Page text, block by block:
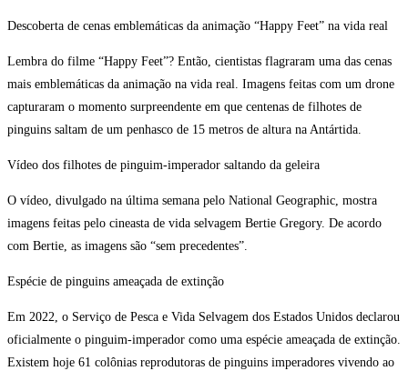
Descoberta de cenas emblemáticas da animação “Happy Feet” na vida real
Lembra do filme “Happy Feet”? Então, cientistas flagraram uma das cenas
mais emblemáticas da animação na vida real. Imagens feitas com um drone
capturaram o momento surpreendente em que centenas de filhotes de
pinguins saltam de um penhasco de 15 metros de altura na Antártida.
Vídeo dos filhotes de pinguim-imperador saltando da geleira
O vídeo, divulgado na última semana pelo National Geographic, mostra
imagens feitas pelo cineasta de vida selvagem Bertie Gregory. De acordo
com Bertie, as imagens são “sem precedentes”.
Espécie de pinguins ameaçada de extinção
Em 2022, o Serviço de Pesca e Vida Selvagem dos Estados Unidos declarou
oficialmente o pinguim-imperador como uma espécie ameaçada de extinção.
Existem hoje 61 colônias reprodutoras de pinguins imperadores vivendo ao